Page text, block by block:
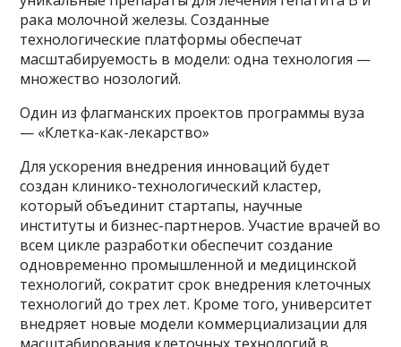
рака молочной железы. Созданные
технологические платформы обеспечат
масштабируемость в модели: одна технология —
множество нозологий.
Один из флагманских проектов программы вуза
— «Клетка-как-лекарство»
Для ускорения внедрения инноваций будет
создан клинико-технологический кластер,
который объединит стартапы, научные
институты и бизнес-партнеров. Участие врачей во
всем цикле разработки обеспечит создание
одновременно промышленной и медицинской
технологий, сократит срок внедрения клеточных
технологий до трех лет. Кроме того, университет
внедряет новые модели коммерциализации для